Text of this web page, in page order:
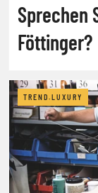
Sprechen
Föttinger?
TREND.LUXURY